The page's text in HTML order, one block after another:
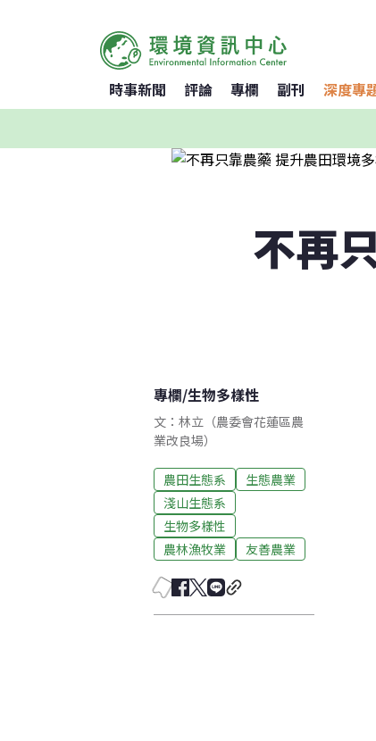
時事新聞 評論 專欄 副刊 深度專
不再
專欄/生物多樣性
文：林立（農委會花蓮區農
業改良場）
農田生態系
生態農業
淺山生態系
生物多樣性
農林漁牧業
友善農業